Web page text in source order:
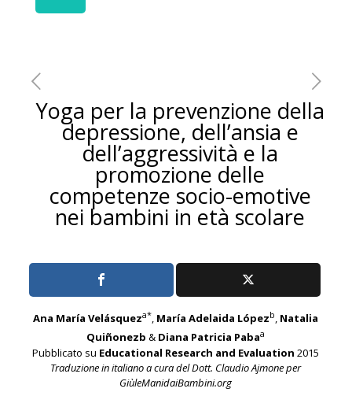
Yoga per la prevenzione della
depressione, dell’ansia e
dell’aggressività e la
promozione delle
competenze socio-emotive
nei bambini in età scolare
Ana María Velásqueza*, María Adelaida Lópezb, Natalia
Quiñonezb & Diana Patricia Pabaa
Pubblicato su Educational Research and Evaluation 2015
Traduzione in italiano a cura del Dott. Claudio Ajmone per
GiùleManidaiBambini.org